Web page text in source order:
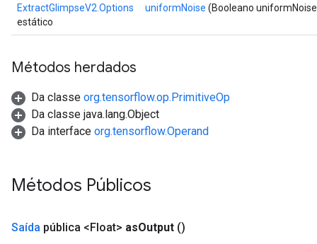
ExtractGlimpseV2.Options
estático
uniformNoise (Booleano
Métodos herdados
Da classe org.tensorflow.op.PrimitiveOp
Da classe java.lang.Object
Da interface org.tensorflow.Operand
Métodos Públicos
Saída pública <Float> asOutput ()